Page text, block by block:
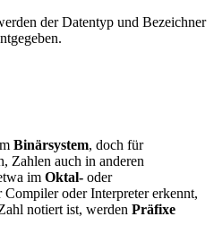
der Datentyp und Bezeichner
Binärsystem, doch für
Zahlen auch in anderen
im Oktal- oder
Compiler oder Interpreter erkennt,
notiert ist, werden Präfixe